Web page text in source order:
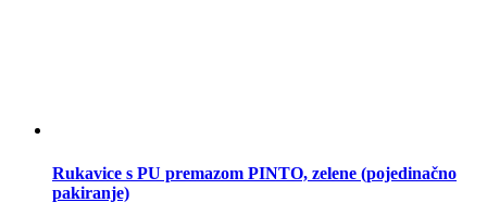
Rukavice s PU premazom PINTO, zelene (pojedinačno
pakiranje)